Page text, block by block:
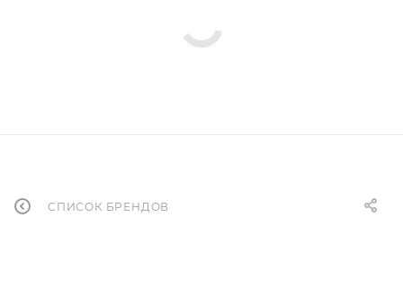
СПИСОК БРЕНДОВ